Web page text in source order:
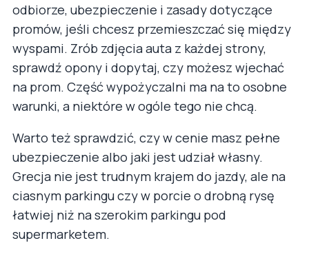
odbiorze, ubezpieczenie i zasady dotyczące
promów, jeśli chcesz przemieszczać się między
wyspami. Zrób zdjęcia auta z każdej strony,
sprawdź opony i dopytaj, czy możesz wjechać
na prom. Część wypożyczalni ma na to osobne
warunki, a niektóre w ogóle tego nie chcą.
Warto też sprawdzić, czy w cenie masz pełne
ubezpieczenie albo jaki jest udział własny.
Grecja nie jest trudnym krajem do jazdy, ale na
ciasnym parkingu czy w porcie o drobną rysę
łatwiej niż na szerokim parkingu pod
supermarketem.